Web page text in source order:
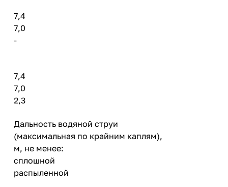
7,4
7,0
-
7,4
7,0
2,3
Дальность водяной струи
(максимальная по крайним каплям),
м, не менее:
сплошной
распыленной